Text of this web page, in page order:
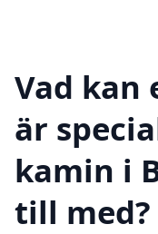
Vad kan
är
kamin i
till med?